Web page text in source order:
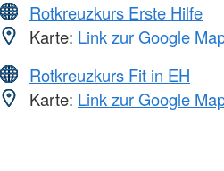
Rotkreuzkurs Erste Hilfe
Karte: Link zur Google
Rotkreuzkurs Fit in EH
Karte: Link zur Google